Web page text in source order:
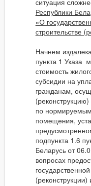
Республики
«О
строительстве
Начнем
пункта 1 Указа
стоимость
субсидии на
гражданам,
по
помещения,
подпункта 1.6
Беларусь от
вопросах